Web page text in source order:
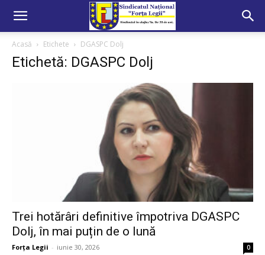
Acasă Etichete DGASPC Dolj
Etichetă: DGASPC Dolj
Trei hotărâri definitive împotriva DGASPC
Dolj, în mai puțin de o lună
Forța Legii - iunie 30, 2026 0